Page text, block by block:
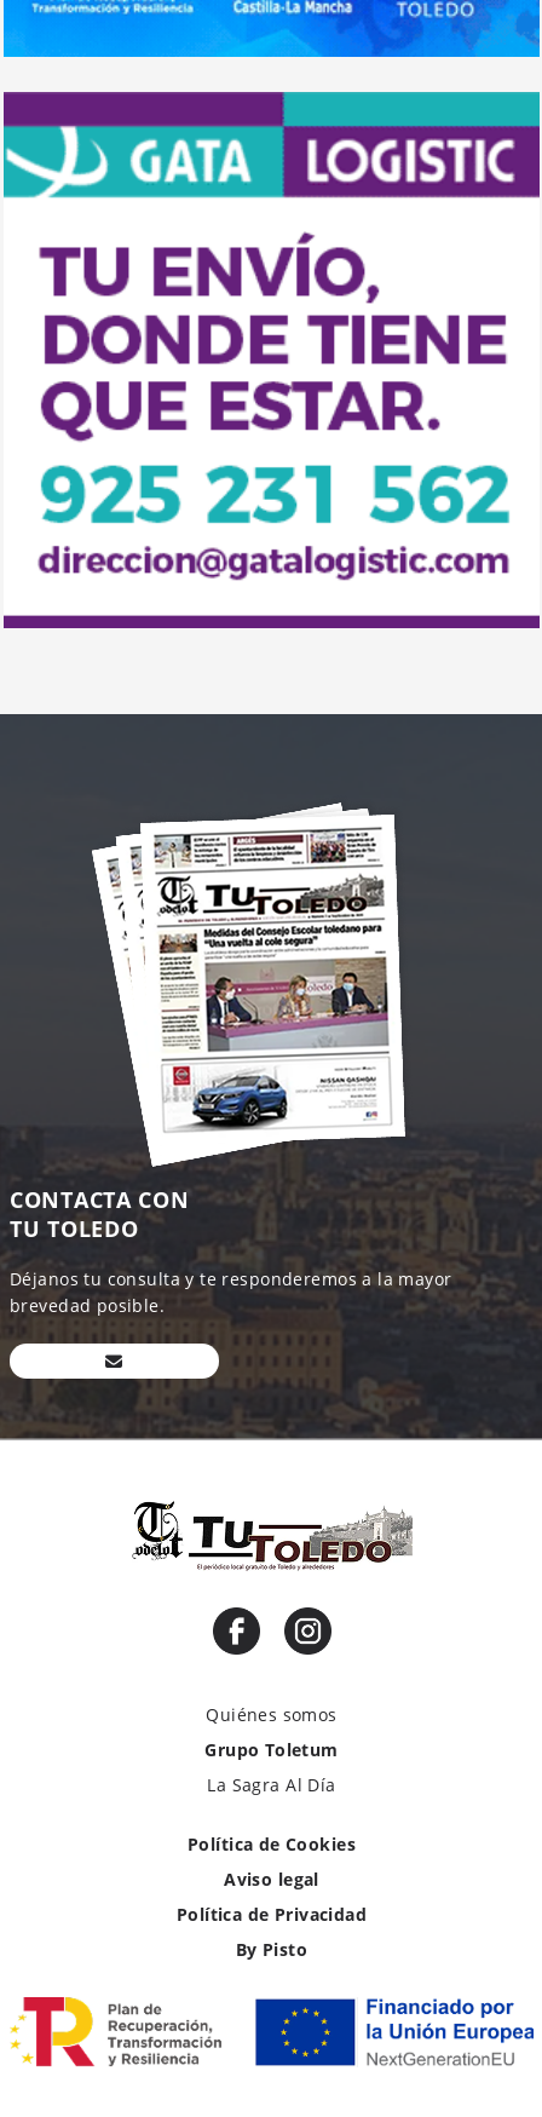
CONTACTA CON
TU TOLEDO
Déjanos tu consulta y te responderemos a la mayor
brevedad posible.
Quiénes somos
Grupo Toletum
La Sagra Al Día
Política de Cookies
Aviso legal
Política de Privacidad
By Pisto